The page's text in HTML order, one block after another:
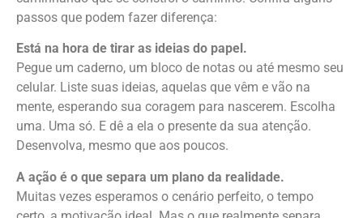
passos que podem fazer diferença:
Está na hora de tirar as ideias do papel.
Pegue um caderno, um bloco de notas ou até mesmo seu
celular. Liste suas ideias, aquelas que vêm e vão na
mente, esperando sua coragem para nascerem. Escolha
uma. Uma só. E dê a ela o presente da sua atenção.
Desenvolva, mesmo que aos poucos.
A ação é o que separa um plano da realidade.
Muitas vezes esperamos o cenário perfeito, o tempo